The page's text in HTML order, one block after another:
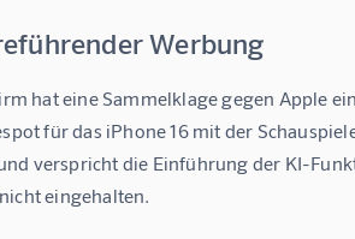
Werbung
hat eine Sammelklage gegen Apple
für das iPhone 16 mit der
verspricht die Einführung der KI-
eingehalten.